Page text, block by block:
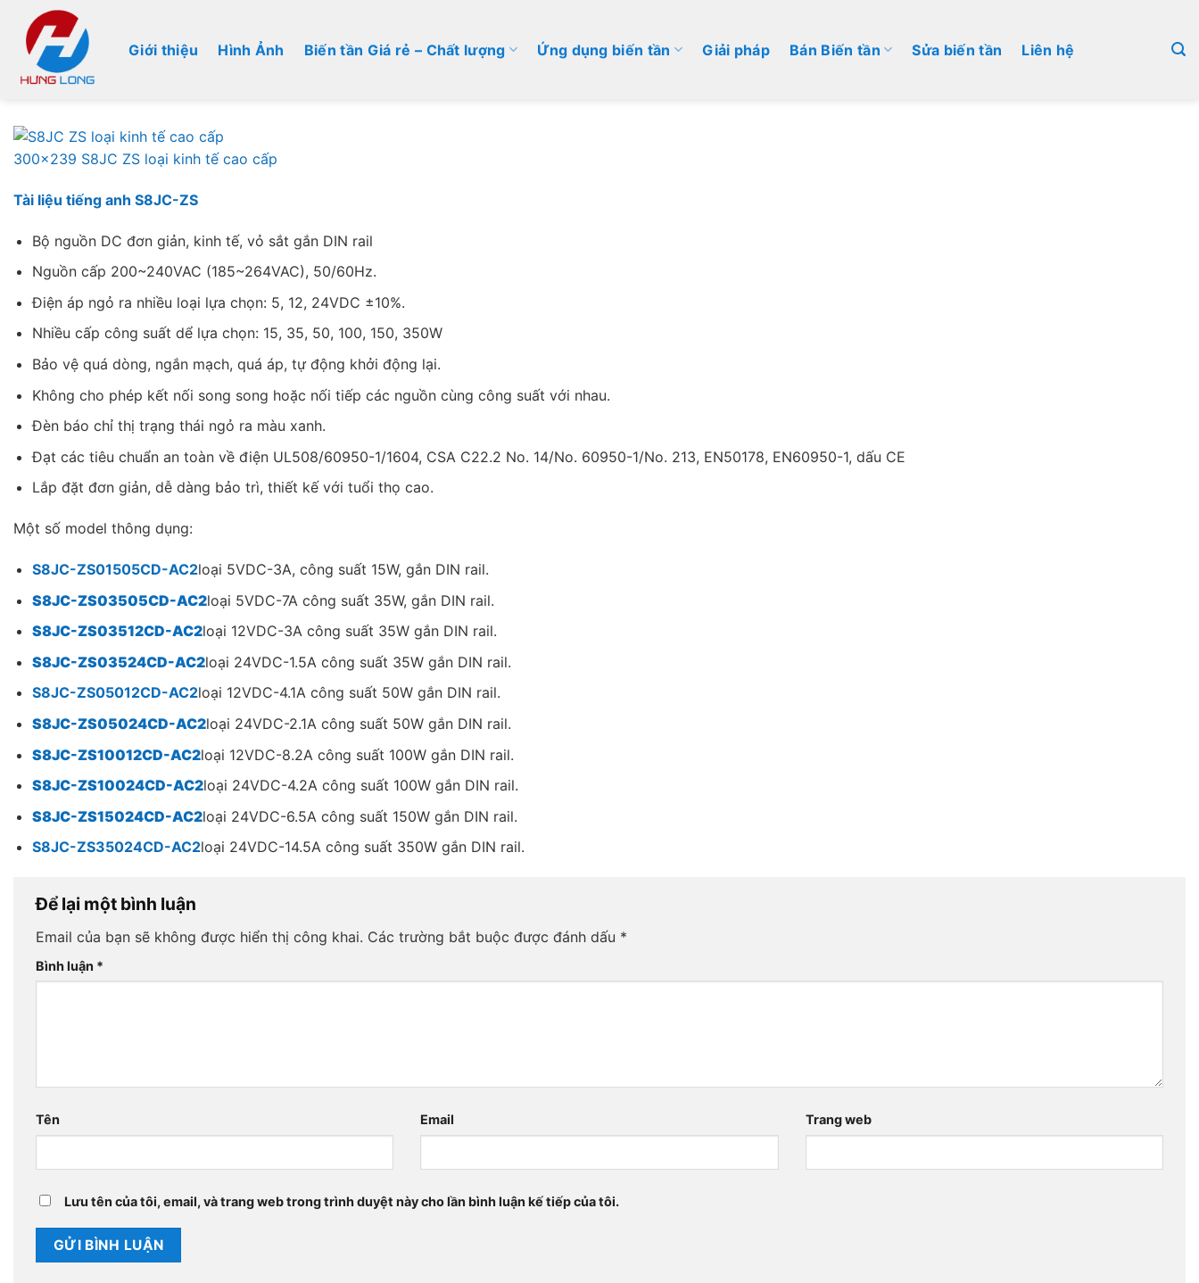
dung
Giới thiệu Hình Ảnh Biến tần Giá rẻ – Chất lượng Ứng dụng biến tần Giải pháp Bán Biến tần Sửa biến tần Liên hệ
Tài liệu tiếng anh S8JC-ZS
Bộ nguồn DC đơn giản, kinh tế, vỏ sắt gắn DIN rail
Nguồn cấp 200~240VAC (185~264VAC), 50/60Hz.
Điện áp ngỏ ra nhiều loại lựa chọn: 5, 12, 24VDC ±10%.
Nhiều cấp công suất dể lựa chọn: 15, 35, 50, 100, 150, 350W
Bảo vệ quá dòng, ngắn mạch, quá áp, tự động khởi động lại.
Không cho phép kết nối song song hoặc nối tiếp các nguồn cùng công suất với nhau.
Đèn báo chỉ thị trạng thái ngỏ ra màu xanh.
Đạt các tiêu chuẩn an toàn về điện UL508/60950-1/1604, CSA C22.2 No. 14/No. 60950-1/No. 213, EN50178, EN60950-1, dấu CE
Lắp đặt đơn giản, dễ dàng bảo trì, thiết kế với tuổi thọ cao.
Một số model thông dụng:
S8JC-ZS01505CD-AC2loại 5VDC-3A, công suất 15W, gắn DIN rail.
S8JC-ZS03505CD-AC2loại 5VDC-7A công suất 35W, gắn DIN rail.
S8JC-ZS03512CD-AC2loại 12VDC-3A công suất 35W gắn DIN rail.
S8JC-ZS03524CD-AC2loại 24VDC-1.5A công suất 35W gắn DIN rail.
S8JC-ZS05012CD-AC2loại 12VDC-4.1A công suất 50W gắn DIN rail.
S8JC-ZS05024CD-AC2loại 24VDC-2.1A công suất 50W gắn DIN rail.
S8JC-ZS10012CD-AC2loại 12VDC-8.2A công suất 100W gắn DIN rail.
S8JC-ZS10024CD-AC2loại 24VDC-4.2A công suất 100W gắn DIN rail.
S8JC-ZS15024CD-AC2loại 24VDC-6.5A công suất 150W gắn DIN rail.
S8JC-ZS35024CD-AC2loại 24VDC-14.5A công suất 350W gắn DIN rail.
Để lại một bình luận
Email của bạn sẽ không được hiển thị công khai. Các trường bắt buộc được đánh dấu *
Bình luận *
Tên Email Trang web
Lưu tên của tôi, email, và trang web trong trình duyệt này cho lần bình luận kế tiếp của tôi.